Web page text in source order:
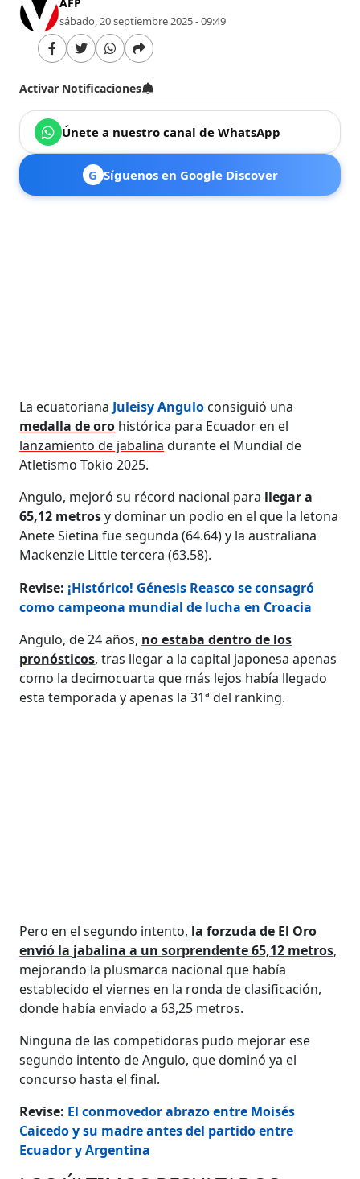
sábado, 20 septiembre 2025 - 09:49
Activar Notificaciones
Únete a nuestro canal de WhatsApp
G Síguenos en Google Discover
La ecuatoriana Juleisy Angulo consiguió una
medalla de oro histórica para Ecuador en el
lanzamiento de jabalina durante el Mundial de
Atletismo Tokio 2025.
Angulo, mejoró su récord nacional para llegar a
65,12 metrosy dominar un podio en el que la letona
Anete Sietina fue segunda (64.64) y la australiana
Mackenzie Little tercera (63.58).
Revise: ¡Histórico! Génesis Reasco se consagró
como campeona mundial de lucha en Croacia
Angulo, de 24 años, no estaba dentro de los
pronósticos, tras llegar a la capital japonesa apenas
como la decimocuarta que más lejos había llegado
esta temporada y apenas la 31ª del ranking.
Pero en el segundo intento, la forzuda de El Oro
envió la jabalina a un sorprendente 65,12 metros,
mejorando la plusmarca nacional que había
establecido el viernes en la ronda de clasificación,
donde había enviado a 63,25 metros.
Ninguna de las competidoras pudo mejorar ese
segundo intento de Angulo, que dominó ya el
concurso hasta el final.
Revise: El conmovedor abrazo entre Moisés
Caicedo y su madre antes del partido entre
Ecuador y Argentina